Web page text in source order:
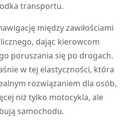
transportu.
między zawiłościami
dając kierowcom
poruszania się po drogach.
w tej elastyczności, która
rozwiązaniem dla osób,
niż tylko motocykla, ale
samochodu.